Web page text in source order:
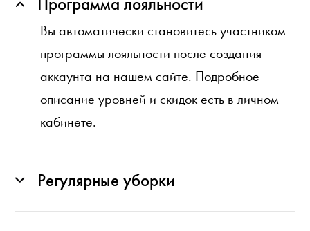
Программа лояльности
Вы автоматически становитесь участником
программы лояльности после создания
аккаунта на нашем сайте. Подробное
описание уровней и скидок есть в личном
кабинете.
Регулярные уборки